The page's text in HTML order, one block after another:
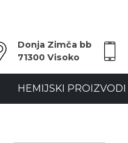
Donja Zimča bb
71300 Visoko
HEMIJSKI PROIZVODI